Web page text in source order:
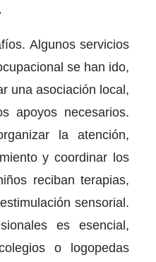
Algunos servicios
se han ido,
una asociación local,
apoyos necesarios.
la atención,
y coordinar los
reciban terapias,
sensorial.
es esencial,
o logopedas